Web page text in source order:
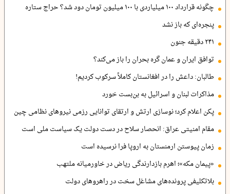
چگونه قرارداد ۱۰۰ میلیاردی با ۱۰۰ میلیون تومان دود شد؟ حراج ستاره
پنجره‌ای که باز نشد
۲۴۱ دقیقه جنون
توافق ایران و عمان گره بحران را باز می‌کند؟
طالبان: داعش را در افغانستان کاملاً سرکوب کردیم!
مذاکرات لبنان و اسرائیل به بن‌بست خورد
پکن اعلام کرد؛ نوسازی ارتش و ارتقای توانایی رزمی نیروهای نظامی چین
مقام امنیتی عراق: انحصار سلاح در دست دولت یک سیاست ملی است
زمان پیوستن ارمنستان به اروپا فرا نرسیده است
«پیمان مکه»؛ اهرم بازدارندگی ریاض در خاورمیانه ملتهب
بلاتکلیفی پرونده‌های مشاغل سخت در راهروهای دولت